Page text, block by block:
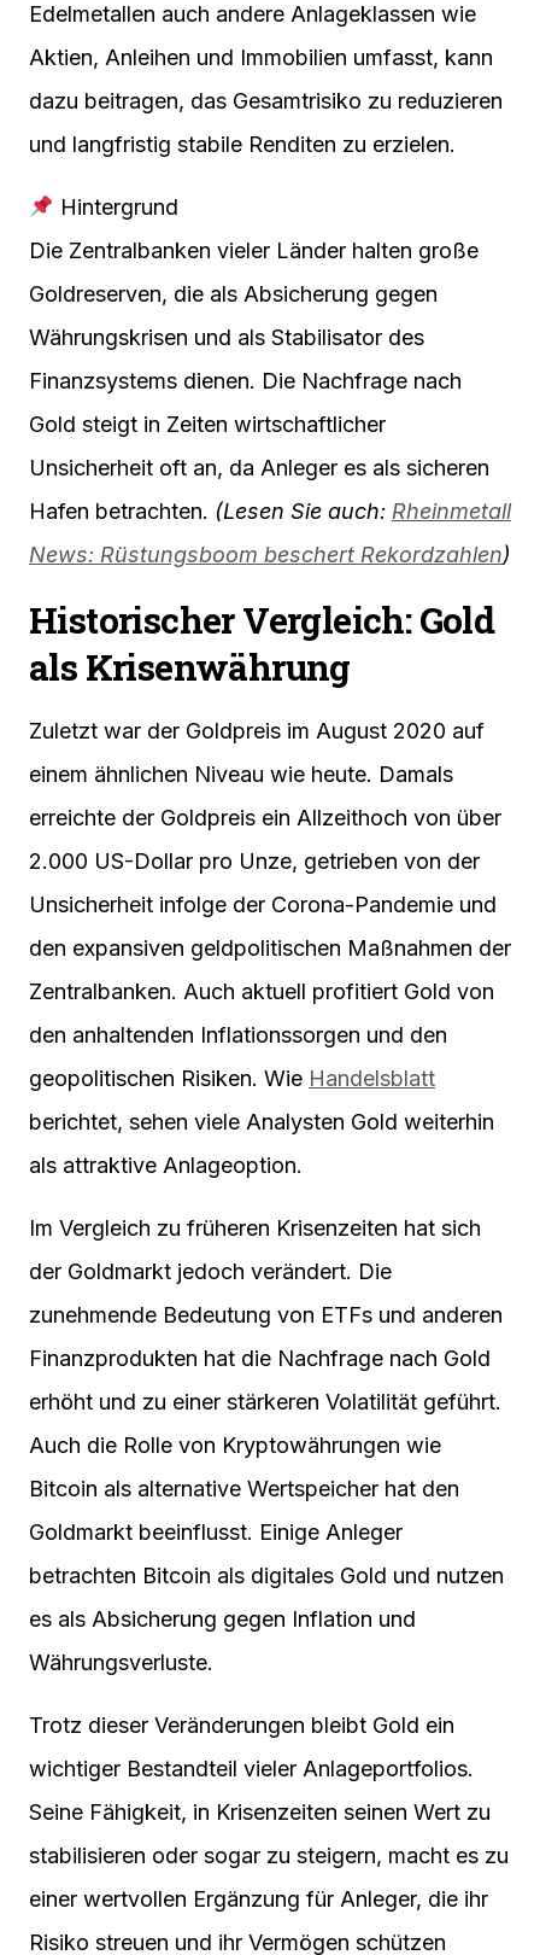
Edelmetallen auch andere Anlageklassen wie
Aktien, Anleihen und Immobilien umfasst, kann
dazu beitragen, das Gesamtrisiko zu reduzieren
und langfristig stabile Renditen zu erzielen.
Hintergrund
Die Zentralbanken vieler Länder halten große
Goldreserven, die als Absicherung gegen
Währungskrisen und als Stabilisator des
Finanzsystems dienen. Die Nachfrage nach
Gold steigt in Zeiten wirtschaftlicher
Unsicherheit oft an, da Anleger es als sicheren
Hafen betrachten. (Lesen Sie auch: Rheinmetall
News: Rüstungsboom beschert Rekordzahlen)
Historischer Vergleich: Gold
als Krisenwährung
Zuletzt war der Goldpreis im August 2020 auf
einem ähnlichen Niveau wie heute. Damals
erreichte der Goldpreis ein Allzeithoch von über
2.000 US-Dollar pro Unze, getrieben von der
Unsicherheit infolge der Corona-Pandemie und
den expansiven geldpolitischen Maßnahmen der
Zentralbanken. Auch aktuell profitiert Gold von
den anhaltenden Inflationssorgen und den
geopolitischen Risiken. Wie Handelsblatt
berichtet, sehen viele Analysten Gold weiterhin
als attraktive Anlageoption.
Im Vergleich zu früheren Krisenzeiten hat sich
der Goldmarkt jedoch verändert. Die
zunehmende Bedeutung von ETFs und anderen
Finanzprodukten hat die Nachfrage nach Gold
erhöht und zu einer stärkeren Volatilität geführt.
Auch die Rolle von Kryptowährungen wie
Bitcoin als alternative Wertspeicher hat den
Goldmarkt beeinflusst. Einige Anleger
betrachten Bitcoin als digitales Gold und nutzen
es als Absicherung gegen Inflation und
Währungsverluste.
Trotz dieser Veränderungen bleibt Gold ein
wichtiger Bestandteil vieler Anlageportfolios.
Seine Fähigkeit, in Krisenzeiten seinen Wert zu
stabilisieren oder sogar zu steigern, macht es zu
einer wertvollen Ergänzung für Anleger, die ihr
Risiko streuen und ihr Vermögen schützen